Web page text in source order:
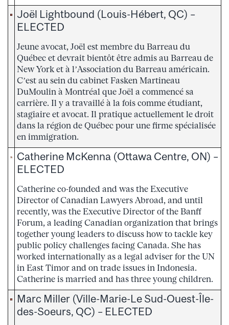
Joël Lightbound (Louis-Hébert, QC) –
ELECTED
Jeune avocat, Joël est membre du Barreau du
Québec et devrait bientôt être admis au Barreau de
New York et à l’Association du Barreau américain.
C’est au sein du cabinet Fasken Martineau
DuMoulin à Montréal que Joël a commencé sa
carrière. Il y a travaillé à la fois comme étudiant,
stagiaire et avocat. Il pratique actuellement le droit
dans la région de Québec pour une firme spécialisée
en immigration.
Catherine McKenna (Ottawa Centre, ON) –
ELECTED
Catherine co-founded and was the Executive
Director of Canadian Lawyers Abroad, and until
recently, was the Executive Director of the Banff
Forum, a leading Canadian organization that brings
together young leaders to discuss how to tackle key
public policy challenges facing Canada. She has
worked internationally as a legal adviser for the UN
in East Timor and on trade issues in Indonesia.
Catherine is married and has three young children.
Marc Miller (Ville-Marie-Le Sud-Ouest-Île-
des-Soeurs, QC) – ELECTED